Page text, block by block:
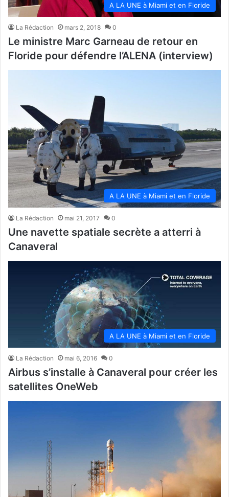
A LA UNE à Miami et en Floride
La Rédaction mars 2, 2018 0
Le ministre Marc Garneau de retour en
Floride pour défendre l’ALENA (interview)
A LA UNE à Miami et en Floride
La Rédaction mai 21, 2017 0
Une navette spatiale secrète a atterri à
Canaveral
A LA UNE à Miami et en Floride
La Rédaction mai 6, 2016 0
Airbus s’installe à Canaveral pour créer les
satellites OneWeb